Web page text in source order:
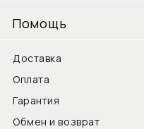
Помощь
Доставка
Оплата
Гарантия
Обмен и возврат